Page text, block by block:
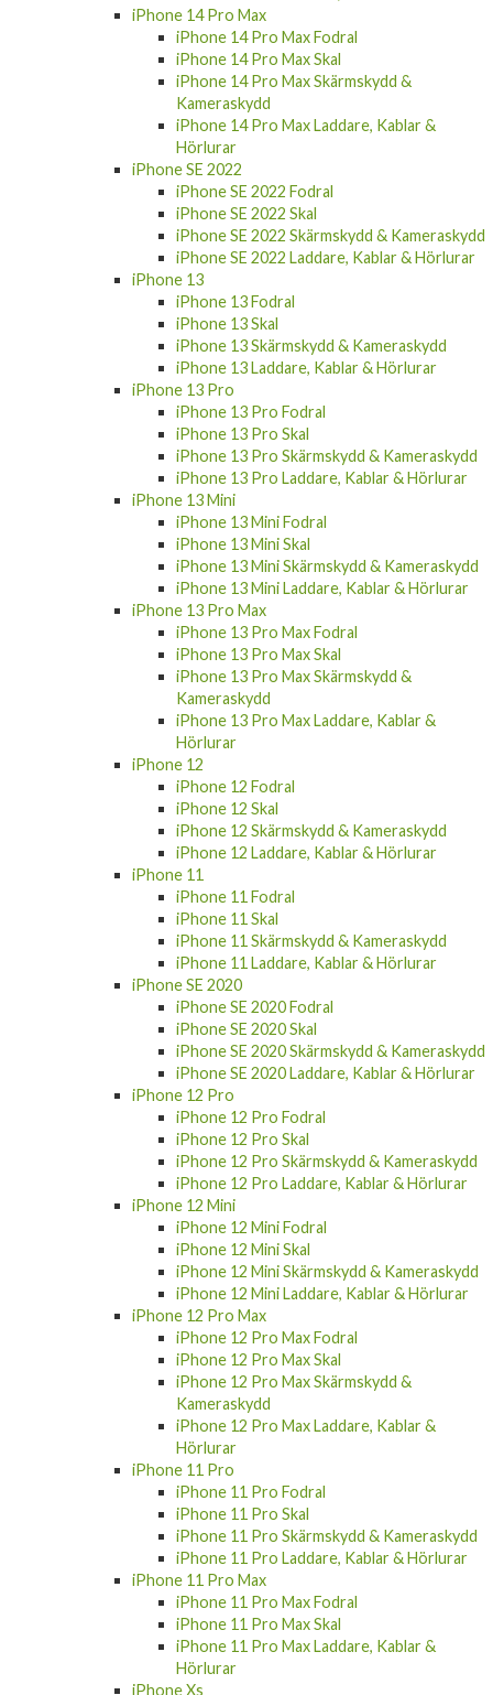
iPhone 14 Pro Max
iPhone 14 Pro Max Fodral
iPhone 14 Pro Max Skal
iPhone 14 Pro Max Skärmskydd &
Kameraskydd
iPhone 14 Pro Max Laddare, Kablar &
Hörlurar
iPhone SE 2022
iPhone SE 2022 Fodral
iPhone SE 2022 Skal
iPhone SE 2022 Skärmskydd & Kameraskydd
iPhone SE 2022 Laddare, Kablar & Hörlurar
iPhone 13
iPhone 13 Fodral
iPhone 13 Skal
iPhone 13 Skärmskydd & Kameraskydd
iPhone 13 Laddare, Kablar & Hörlurar
iPhone 13 Pro
iPhone 13 Pro Fodral
iPhone 13 Pro Skal
iPhone 13 Pro Skärmskydd & Kameraskydd
iPhone 13 Pro Laddare, Kablar & Hörlurar
iPhone 13 Mini
iPhone 13 Mini Fodral
iPhone 13 Mini Skal
iPhone 13 Mini Skärmskydd & Kameraskydd
iPhone 13 Mini Laddare, Kablar & Hörlurar
iPhone 13 Pro Max
iPhone 13 Pro Max Fodral
iPhone 13 Pro Max Skal
iPhone 13 Pro Max Skärmskydd &
Kameraskydd
iPhone 13 Pro Max Laddare, Kablar &
Hörlurar
iPhone 12
iPhone 12 Fodral
iPhone 12 Skal
iPhone 12 Skärmskydd & Kameraskydd
iPhone 12 Laddare, Kablar & Hörlurar
iPhone 11
iPhone 11 Fodral
iPhone 11 Skal
iPhone 11 Skärmskydd & Kameraskydd
iPhone 11 Laddare, Kablar & Hörlurar
iPhone SE 2020
iPhone SE 2020 Fodral
iPhone SE 2020 Skal
iPhone SE 2020 Skärmskydd & Kameraskydd
iPhone SE 2020 Laddare, Kablar & Hörlurar
iPhone 12 Pro
iPhone 12 Pro Fodral
iPhone 12 Pro Skal
iPhone 12 Pro Skärmskydd & Kameraskydd
iPhone 12 Pro Laddare, Kablar & Hörlurar
iPhone 12 Mini
iPhone 12 Mini Fodral
iPhone 12 Mini Skal
iPhone 12 Mini Skärmskydd & Kameraskydd
iPhone 12 Mini Laddare, Kablar & Hörlurar
iPhone 12 Pro Max
iPhone 12 Pro Max Fodral
iPhone 12 Pro Max Skal
iPhone 12 Pro Max Skärmskydd &
Kameraskydd
iPhone 12 Pro Max Laddare, Kablar &
Hörlurar
iPhone 11 Pro
iPhone 11 Pro Fodral
iPhone 11 Pro Skal
iPhone 11 Pro Skärmskydd & Kameraskydd
iPhone 11 Pro Laddare, Kablar & Hörlurar
iPhone 11 Pro Max
iPhone 11 Pro Max Fodral
iPhone 11 Pro Max Skal
iPhone 11 Pro Max Laddare, Kablar &
Hörlurar
iPhone Xs